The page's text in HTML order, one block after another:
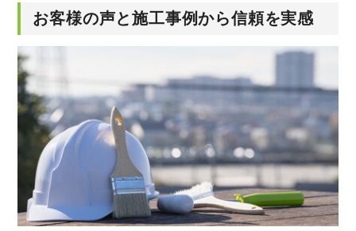
お客様の声と施工事例から信頼を実感